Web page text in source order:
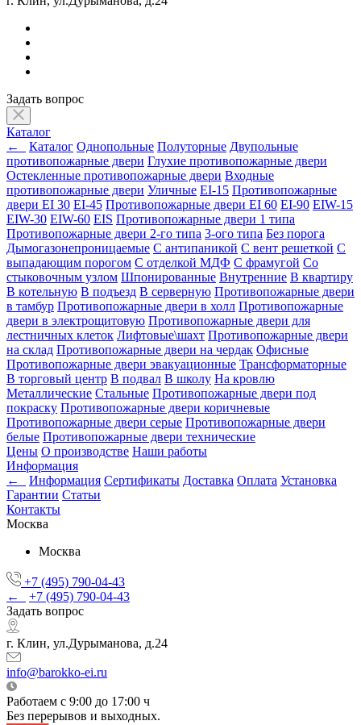
Задать вопрос
Каталог
←
Каталог Однопольные Полуторные Двупольные
противопожарные двери Глухие противопожарные двери
Остекленные противопожарные двери Входные
противопожарные двери Уличные EI-15 Противопожарные
двери EI 30 EI-45 Противопожарные двери EI 60 EI-90 EIW-15
EIW-30 EIW-60 EIS Противопожарные двери 1 типа
Противопожарные двери 2-го типа 3-ого типа Без порога
Дымогазонепроницаемые С антипаникой С вент решеткой С
выпадающим порогом С отделкой МДФ С фрамугой Со
стыковочным узлом Шпонированные Внутренние В квартиру
В котельную В подъезд В серверную Противопожарные двери
в тамбур Противопожарные двери в холл Противопожарные
двери в электрощитовую Противопожарные двери для
лестничных клеток Лифтовые\шахт Противопожарные двери
на склад Противопожарные двери на чердак Офисные
Противопожарные двери эвакуационные Трансформаторные
В торговый центр В подвал В школу На кровлю
Металлические Стальные Противопожарные двери под
покраску Противопожарные двери коричневые
Противопожарные двери серые Противопожарные двери
белые Противопожарные двери технические
Цены О производстве Наши работы
Информация
←
Информация Сертификаты Доставка Оплата Установка
Гарантии Статьи
Контакты
Москва
Москва
+7 (495) 790-04-43
←
+7 (495) 790-04-43
Задать вопрос
г. Клин, ул.Дурыманова, д.24
info@barokko-ei.ru
Работаем с 9:00 до 17:00 ч
Без перерывов и выходных.